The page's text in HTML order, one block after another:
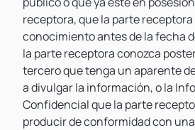
receptora, que la parte
conocimiento antes de la fecha
la parte receptora conozca
tercero que tenga un aparente
a divulgar la información, o la
Confidencial que la parte
producir de conformidad con